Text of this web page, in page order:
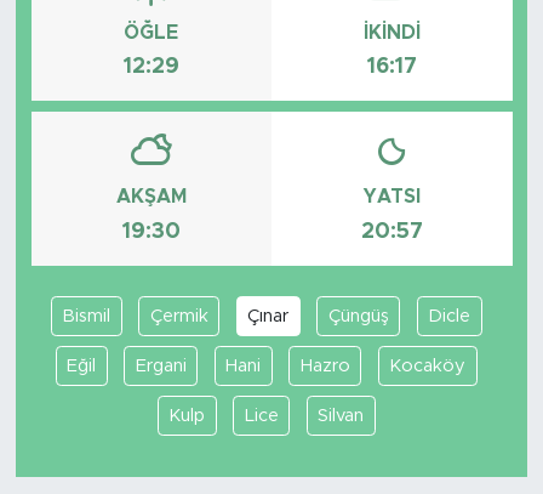
ÖĞLE
12:29
İKINDI
16:17
AKŞAM
19:30
YATSI
20:57
Bismil Çermik Çınar Çüngüş Dicle
Eğil Ergani Hani Hazro Kocaköy
Kulp Lice Silvan